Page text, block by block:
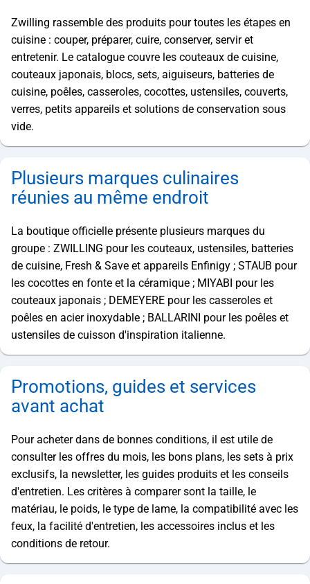
Zwilling rassemble des produits pour toutes les étapes en
cuisine : couper, préparer, cuire, conserver, servir et
entretenir. Le catalogue couvre les couteaux de cuisine,
couteaux japonais, blocs, sets, aiguiseurs, batteries de
cuisine, poêles, casseroles, cocottes, ustensiles, couverts,
verres, petits appareils et solutions de conservation sous
vide.
Plusieurs marques culinaires
réunies au même endroit
La boutique officielle présente plusieurs marques du
groupe : ZWILLING pour les couteaux, ustensiles, batteries
de cuisine, Fresh & Save et appareils Enfinigy ; STAUB pour
les cocottes en fonte et la céramique ; MIYABI pour les
couteaux japonais ; DEMEYERE pour les casseroles et
poêles en acier inoxydable ; BALLARINI pour les poêles et
ustensiles de cuisson d'inspiration italienne.
Promotions, guides et services
avant achat
Pour acheter dans de bonnes conditions, il est utile de
consulter les offres du mois, les bons plans, les sets à prix
exclusifs, la newsletter, les guides produits et les conseils
d'entretien. Les critères à comparer sont la taille, le
matériau, le poids, le type de lame, la compatibilité avec les
feux, la facilité d'entretien, les accessoires inclus et les
conditions de retour.